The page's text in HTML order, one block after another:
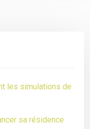
les simulations de
sa résidence